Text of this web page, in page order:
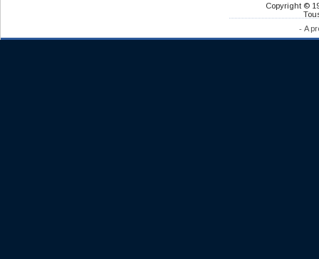
Copyright ©
- A